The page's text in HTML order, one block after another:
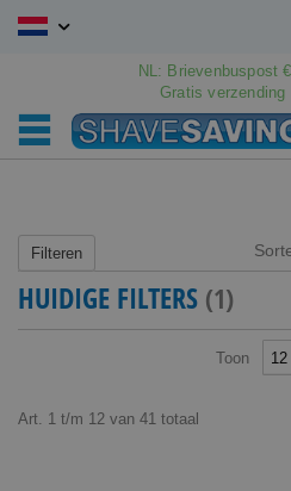
Ga
NL: Brievenbuspost
Gratis verzending
Toon
Art. 1 t/m 12 van 41 totaal
Filteren
HUIDIGE FILTERS